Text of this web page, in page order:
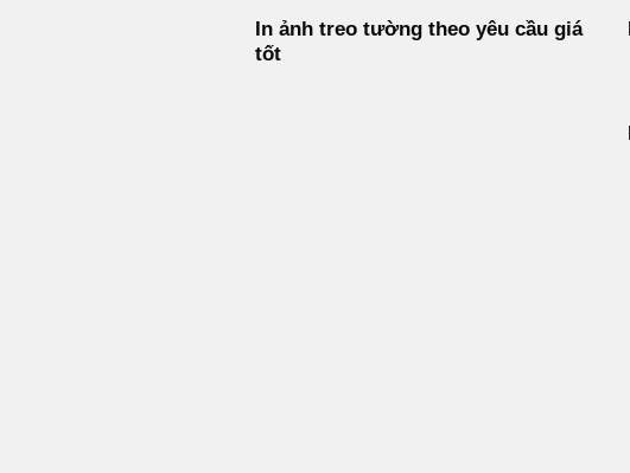
In ảnh treo tường theo yêu cầu giá
tốt